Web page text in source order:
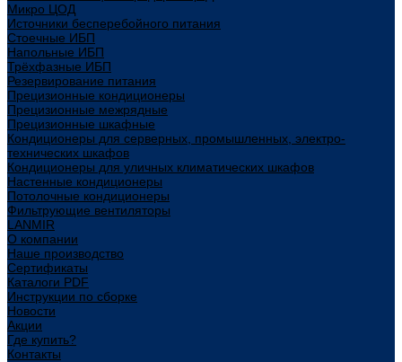
Микро ЦОД
Источники бесперебойного питания
Стоечные ИБП
Напольные ИБП
Трёхфазные ИБП
Резервирование питания
Прецизионные кондиционеры
Прецизионные межрядные
Прецизионные шкафные
Кондиционеры для серверных, промышленных, электро-
технических шкафов
Кондиционеры для уличных климатических шкафов
Настенные кондиционеры
Потолочные кондиционеры
Фильтрующие вентиляторы
LANMIR
О компании
Наше производство
Сертификаты
Каталоги PDF
Инструкции по сборке
Новости
Акции
Где купить?
Контакты